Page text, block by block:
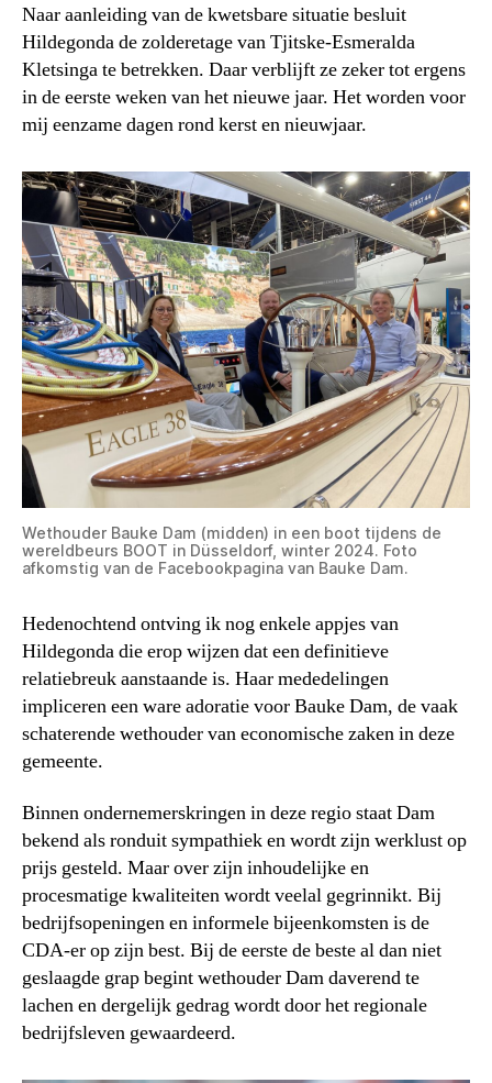
Naar aanleiding van de kwetsbare situatie besluit
Hildegonda de zolderetage van Tjitske-Esmeralda
Kletsinga te betrekken. Daar verblijft ze zeker tot ergens
in de eerste weken van het nieuwe jaar. Het worden voor
mij eenzame dagen rond kerst en nieuwjaar.
Wethouder Bauke Dam (midden) in een boot tijdens de
wereldbeurs BOOT in Düsseldorf, winter 2024. Foto
afkomstig van de Facebookpagina van Bauke Dam.
Hedenochtend ontving ik nog enkele appjes van
Hildegonda die erop wijzen dat een definitieve
relatiebreuk aanstaande is. Haar mededelingen
impliceren een ware adoratie voor Bauke Dam, de vaak
schaterende wethouder van economische zaken in deze
gemeente.
Binnen ondernemerskringen in deze regio staat Dam
bekend als ronduit sympathiek en wordt zijn werklust op
prijs gesteld. Maar over zijn inhoudelijke en
procesmatige kwaliteiten wordt veelal gegrinnikt. Bij
bedrijfsopeningen en informele bijeenkomsten is de
CDA-er op zijn best. Bij de eerste de beste al dan niet
geslaagde grap begint wethouder Dam daverend te
lachen en dergelijk gedrag wordt door het regionale
bedrijfsleven gewaardeerd.